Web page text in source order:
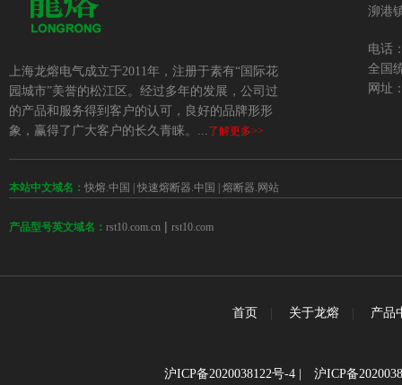
上海龙熔电气成立于2011年，注册于素有“国际花
园城市”美誉的松江区。经过多年的发展，公司过
的产品和服务得到客户的认可，良好的品牌形形
象，赢得了广大客户的长久青睐。...
了解更多>>
泖港
电话
全国
网址
本站中文域名： 快熔.中国 | 快速熔断器.中国 | 熔断器.网站
产品型号英文域名： rst10.com.cn | rst10.com
首页 | 关于龙熔 | 产品
沪ICP备2020038122号-4| 沪ICP备